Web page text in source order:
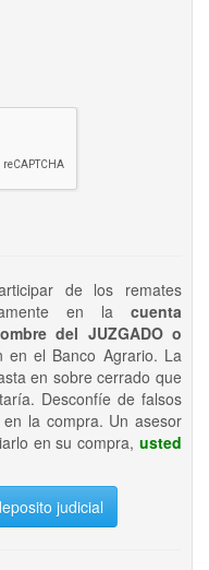
de los remates
en la cuenta
del JUZGADO o
en el Banco Agrario. La
en sobre cerrado que
Desconfíe de falsos
la compra. Un asesor
en su compra, usted
judicial